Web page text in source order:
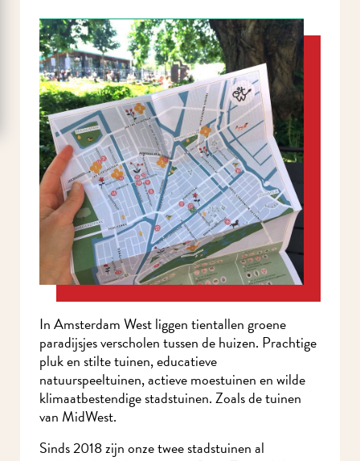
In Amsterdam West liggen tientallen groene
paradijsjes verscholen tussen de huizen. Prachtige
pluk en stilte tuinen, educatieve
natuurspeeltuinen, actieve moestuinen en wilde
klimaatbestendige stadstuinen. Zoals de tuinen
van MidWest.
Sinds 2018 zijn onze twee stadstuinen al